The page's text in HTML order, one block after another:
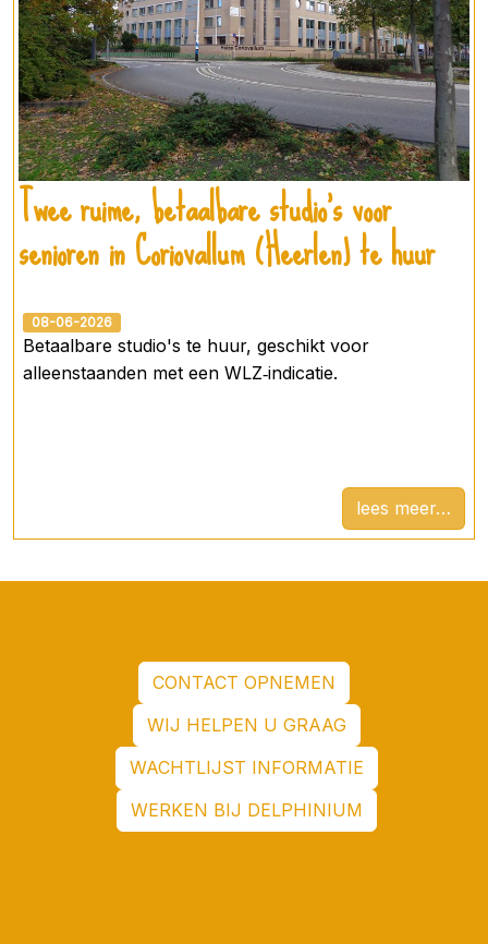
Twee ruime, betaalbare studio’s voor
senioren in Coriovallum (Heerlen) te huur
08-06-2026
Betaalbare studio's te huur, geschikt voor
alleenstaanden met een WLZ‑indicatie.
lees meer
CONTACT OPNEMEN
WIJ HELPEN U GRAAG
WACHTLIJST INFORMATIE
WERKEN BIJ DELPHINIUM